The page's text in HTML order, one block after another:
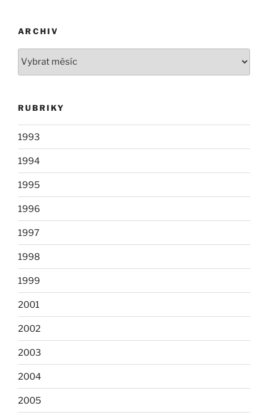
ARCHIV
RUBRIKY
1993
1994
1995
1996
1997
1998
1999
2001
2002
2003
2004
2005